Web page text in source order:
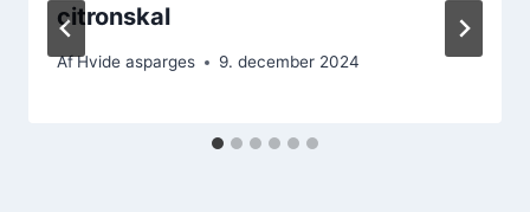
citronskal
AfHvide asparges 9. december 2024